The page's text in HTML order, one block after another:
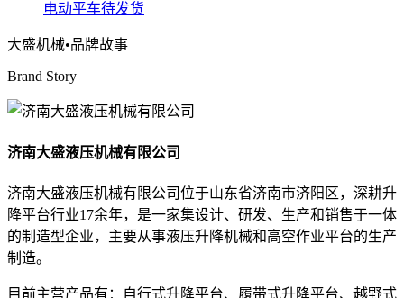
电动平车待发货
大盛机械•品牌故事
Brand Story
济南大盛液压机械有限公司
济南大盛液压机械有限公司位于山东省济南市济阳区，深耕升
降平台行业17余年，是一家集设计、研发、生产和销售于一体
的制造型企业，主要从事液压升降机械和高空作业平台的生产
制造。
目前主营产品有：自行式升降平台、履带式升降平台、越野式